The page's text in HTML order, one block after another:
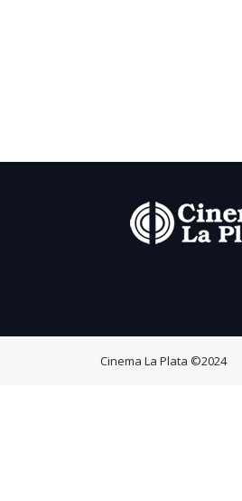
Cinema La Plata ©2024